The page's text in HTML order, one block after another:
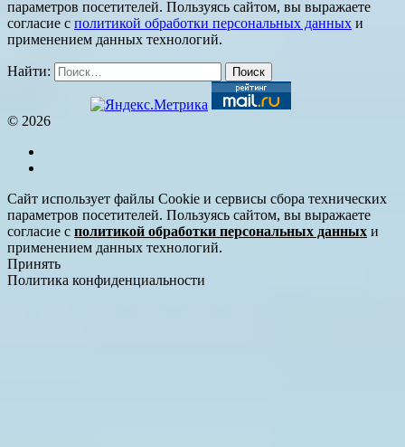
параметров посетителей. Пользуясь сайтом, вы выражаете
согласие с политикой обработки персональных данных и
применением данных технологий.
Найти:
© 2026
Сайт использует файлы Cookie и сервисы сбора технических
параметров посетителей. Пользуясь сайтом, вы выражаете
согласие с политикой обработки персональных данных и
применением данных технологий.
Принять
Политика конфиденциальности